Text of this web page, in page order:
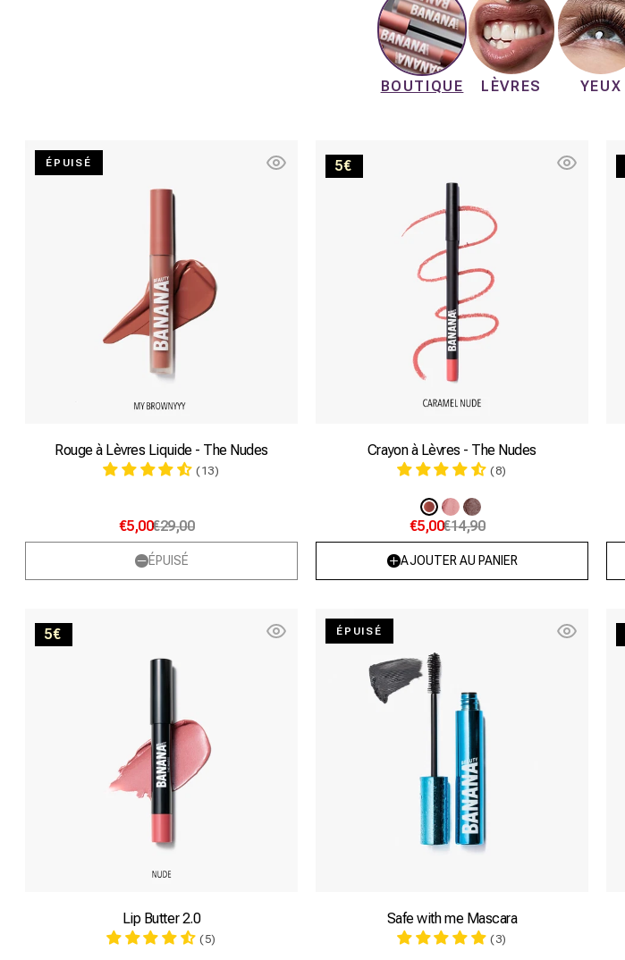
BOUTIQUE LÈVRES YEUX
ÉPUISÉ
Rouge à Lèvres Liquide - The Nudes
(13)
€5,00€29,00
ÉPUISÉ
5€
Crayon à Lèvres - The Nudes
(8)
Variante
épuisée
ou
Variante
épuisée
Variante
épuisée
€5,00€14,90
AJOUTER AU PANIER
5€
Lip Butter 2.0
(5)
ÉPUISÉ
Safe with me Mascara
(3)